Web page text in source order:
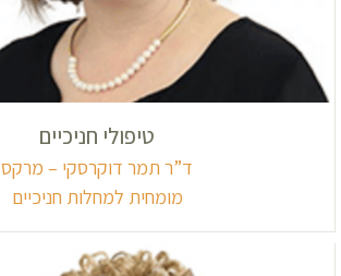
טיפולי חניכיים
ד”ר תמר דוקרסקי – מרקס
מומחית למחלות חניכיים